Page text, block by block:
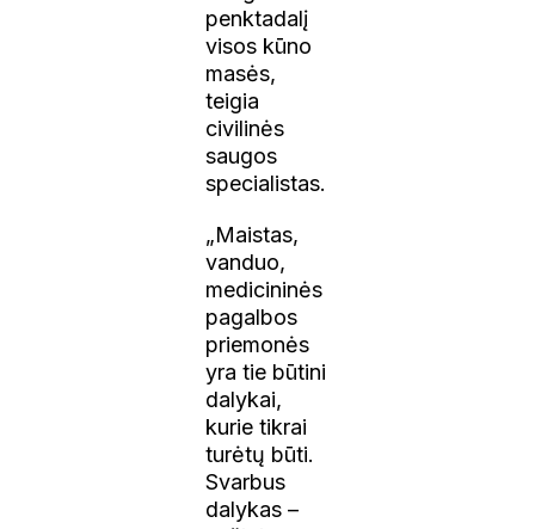
penktadalį
visos kūno
masės,
teigia
civilinės
saugos
specialistas.
„Maistas,
vanduo,
medicininės
pagalbos
priemonės
yra tie būtini
dalykai,
kurie tikrai
turėtų būti.
Svarbus
dalykas –